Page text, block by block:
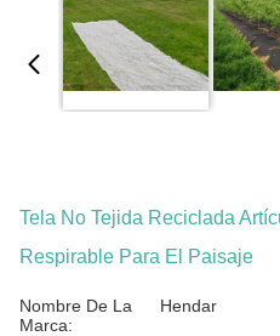
Tela No Tejida Reciclada
Respirable Para El Paisaje
Nombre De La
Marca:
Hendar